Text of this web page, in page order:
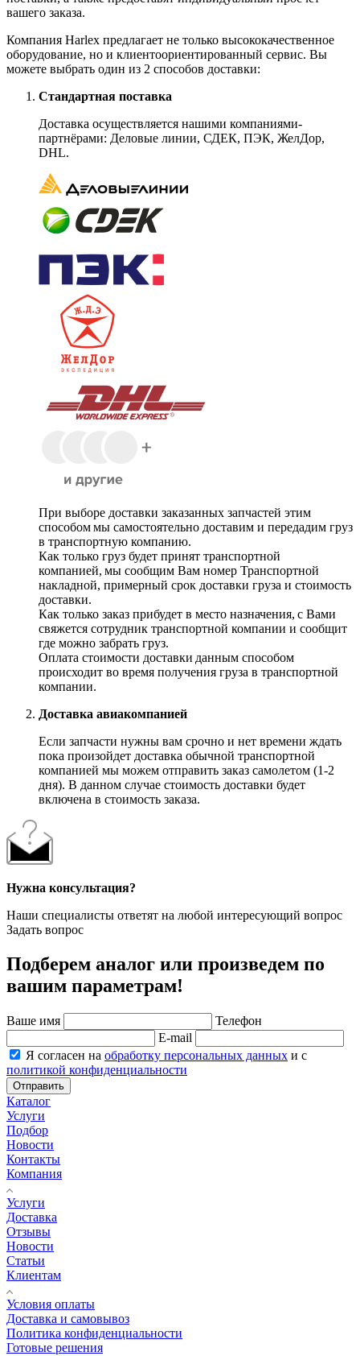
вашего заказа.
Компания Harlex предлагает не только высококачественное
оборудование, но и клиентоориентированный сервис. Вы
можете выбрать один из 2 способов доставки:
Стандартная поставка
Доставка осуществляется нашими компаниями-
партнёрами: Деловые линии, СДЕК, ПЭК, ЖелДор,
DHL.
При выборе доставки заказанных запчастей этим
способом мы самостоятельно доставим и передадим груз
в транспортную компанию.
Как только груз будет принят транспортной
компанией, мы сообщим Вам номер Транспортной
накладной, примерный срок доставки груза и стоимость
доставки.
Как только заказ прибудет в место назначения, с Вами
свяжется сотрудник транспортной компании и сообщит
где можно забрать груз.
Оплата стоимости доставки данным способом
происходит во время получения груза в транспортной
компании.
Доставка авиакомпанией
Если запчасти нужны вам срочно и нет времени ждать
пока произойдет доставка обычной транспортной
компанией мы можем отправить заказ самолетом (1-2
дня). В данном случае стоимость доставки будет
включена в стоимость заказа.
Нужна консультация?
Наши специалисты ответят на любой интересующий вопрос
Задать вопрос
Подберем аналог или произведем по
вашим параметрам!
Ваше имя
Телефон
E-mail
Я согласен на обработку персональных данных и с
политикой конфиденциальности
Отправить
Каталог
Услуги
Подбор
Новости
Контакты
Компания
Услуги
Доставка
Отзывы
Новости
Статьи
Клиентам
Условия оплаты
Доставка и самовывоз
Политика конфиденциальности
Готовые решения